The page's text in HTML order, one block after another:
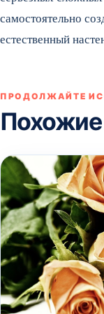
самостоятельно
естественный
ПРОДОЛЖАЙТЕ